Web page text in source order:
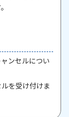
ンセルについ
を受け付けま